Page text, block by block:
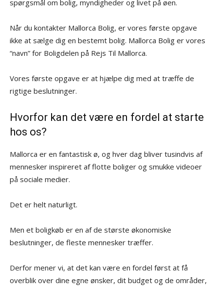
spørgsmål om bolig, myndigheder og livet på øen.
Når du kontakter Mallorca Bolig, er vores første opgave
ikke at sælge dig en bestemt bolig. Mallorca Bolig er vores
“navn” for Boligdelen på Rejs Til Mallorca.
Vores første opgave er at hjælpe dig med at træffe de
rigtige beslutninger.
Hvorfor kan det være en fordel at starte
hos os?
Mallorca er en fantastisk ø, og hver dag bliver tusindvis af
mennesker inspireret af flotte boliger og smukke videoer
på sociale medier.
Det er helt naturligt.
Men et boligkøb er en af de største økonomiske
beslutninger, de fleste mennesker træffer.
Derfor mener vi, at det kan være en fordel først at få
overblik over dine egne ønsker, dit budget og de områder,